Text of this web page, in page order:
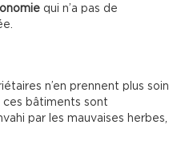
qui n’a pas de
n’en prennent plus soin
ces bâtiments sont
par les mauvaises herbes,